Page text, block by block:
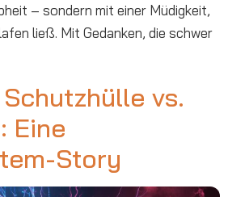
– sondern mit einer Müdigkeit,
ließ. Mit Gedanken, die schwer
vs.
Eine
Story